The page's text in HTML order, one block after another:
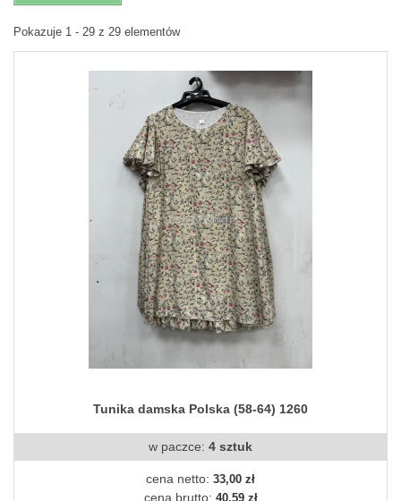
Pokazuje 1 - 29 z 29 elementów
Tunika damska Polska (58-64) 1260
w paczce: 4 sztuk
cena netto: 33,00 zł
cena brutto: 40,59 zł